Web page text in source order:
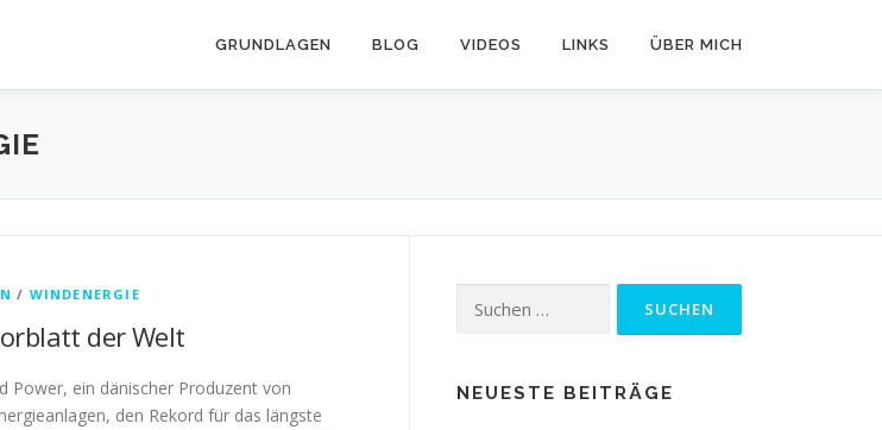
GRUNDLAGEN BLOG VIDEOS LINKS ÜBER MICH
/ WINDENERGIE
der Welt
Power, ein dänischer Produzent von
den Rekord für das längste
nach:
NEUESTE BEITRÄGE